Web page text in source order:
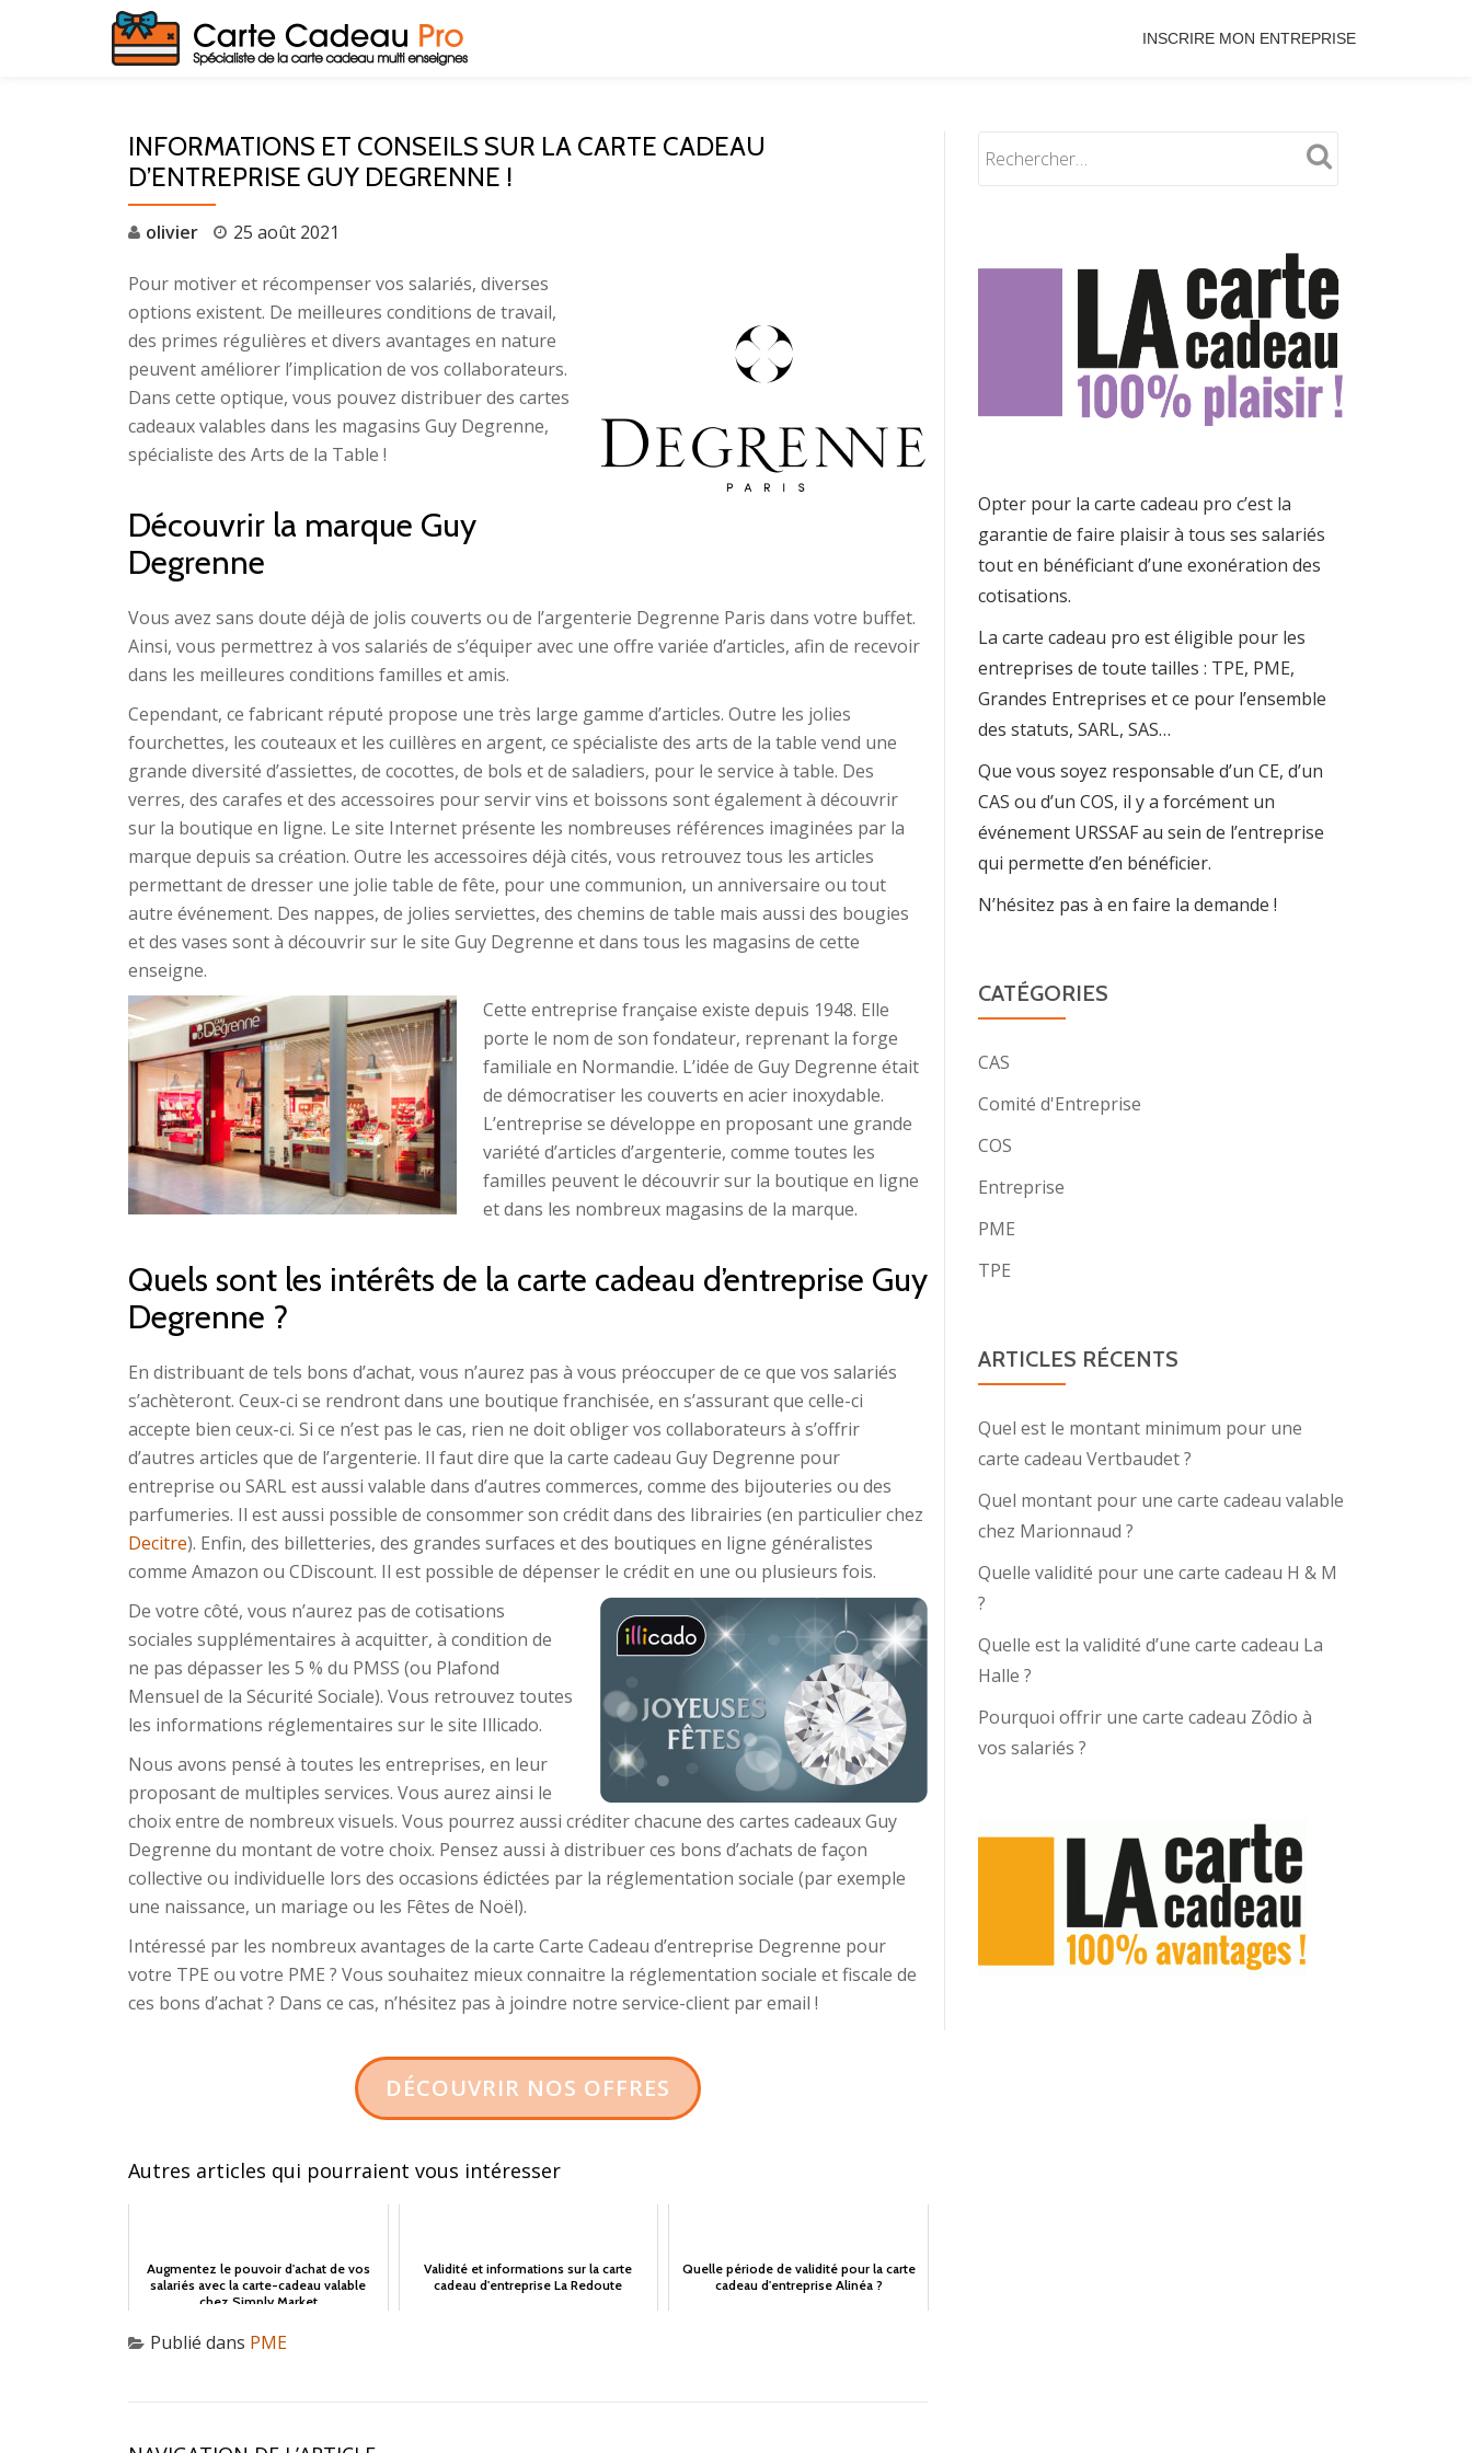
INSCRIRE MON ENTREPRISE
INFORMATIONS ET CONSEILS SUR LA CARTE CADEAU
D’ENTREPRISE GUY DEGRENNE !
olivier 25 août 2021
Pour motiver et récompenser vos salariés, diverses
options existent. De meilleures conditions de travail,
des primes régulières et divers avantages en nature
peuvent améliorer l’implication de vos collaborateurs.
Dans cette optique, vous pouvez distribuer des cartes
cadeaux valables dans les magasins Guy Degrenne,
spécialiste des Arts de la Table !
Découvrir la marque Guy
Degrenne
Vous avez sans doute déjà de jolis couverts ou de l’argenterie Degrenne Paris dans votre buffet.
Ainsi, vous permettrez à vos salariés de s’équiper avec une offre variée d’articles, afin de recevoir
dans les meilleures conditions familles et amis.
Cependant, ce fabricant réputé propose une très large gamme d’articles. Outre les jolies
fourchettes, les couteaux et les cuillères en argent, ce spécialiste des arts de la table vend une
grande diversité d’assiettes, de cocottes, de bols et de saladiers, pour le service à table. Des
verres, des carafes et des accessoires pour servir vins et boissons sont également à découvrir
sur la boutique en ligne. Le site Internet présente les nombreuses références imaginées par la
marque depuis sa création. Outre les accessoires déjà cités, vous retrouvez tous les articles
permettant de dresser une jolie table de fête, pour une communion, un anniversaire ou tout
autre événement. Des nappes, de jolies serviettes, des chemins de table mais aussi des bougies
et des vases sont à découvrir sur le site Guy Degrenne et dans tous les magasins de cette
enseigne.
Cette entreprise française existe depuis 1948. Elle
porte le nom de son fondateur, reprenant la forge
familiale en Normandie. L’idée de Guy Degrenne était
de démocratiser les couverts en acier inoxydable.
L’entreprise se développe en proposant une grande
variété d’articles d’argenterie, comme toutes les
familles peuvent le découvrir sur la boutique en ligne
et dans les nombreux magasins de la marque.
Quels sont les intérêts de la carte cadeau d’entreprise Guy
Degrenne ?
En distribuant de tels bons d’achat, vous n’aurez pas à vous préoccuper de ce que vos salariés
s’achèteront. Ceux-ci se rendront dans une boutique franchisée, en s’assurant que celle-ci
accepte bien ceux-ci. Si ce n’est pas le cas, rien ne doit obliger vos collaborateurs à s’offrir
d’autres articles que de l’argenterie. Il faut dire que la carte cadeau Guy Degrenne pour
entreprise ou SARL est aussi valable dans d’autres commerces, comme des bijouteries ou des
parfumeries. Il est aussi possible de consommer son crédit dans des librairies (en particulier chez
Decitre). Enfin, des billetteries, des grandes surfaces et des boutiques en ligne généralistes
comme Amazon ou CDiscount. Il est possible de dépenser le crédit en une ou plusieurs fois.
De votre côté, vous n’aurez pas de cotisations
sociales supplémentaires à acquitter, à condition de
ne pas dépasser les 5 % du PMSS (ou Plafond
Mensuel de la Sécurité Sociale). Vous retrouvez toutes
les informations réglementaires sur le site Illicado.
Nous avons pensé à toutes les entreprises, en leur
proposant de multiples services. Vous aurez ainsi le
choix entre de nombreux visuels. Vous pourrez aussi créditer chacune des cartes cadeaux Guy
Degrenne du montant de votre choix. Pensez aussi à distribuer ces bons d’achats de façon
collective ou individuelle lors des occasions édictées par la réglementation sociale (par exemple
une naissance, un mariage ou les Fêtes de Noël).
Intéressé par les nombreux avantages de la carte Carte Cadeau d’entreprise Degrenne pour
votre TPE ou votre PME ? Vous souhaitez mieux connaitre la réglementation sociale et fiscale de
ces bons d’achat ? Dans ce cas, n’hésitez pas à joindre notre service-client par email !
DÉCOUVRIR NOS OFFRES
Autres articles qui pourraient vous intéresser
Augmentez le pouvoir d'achat de vos
salariés avec la carte-cadeau valable
chez Simply Market
Validité et informations sur la carte
cadeau d'entreprise La Redoute
Quelle période de validité pour la carte
cadeau d'entreprise Alinéa ?
Publié dans PME
Opter pour la carte cadeau pro c’est la
garantie de faire plaisir à tous ses salariés
tout en bénéficiant d’une exonération des
cotisations.
La carte cadeau pro est éligible pour les
entreprises de toute tailles : TPE, PME,
Grandes Entreprises et ce pour l’ensemble
des statuts, SARL, SAS…
Que vous soyez responsable d’un CE, d’un
CAS ou d’un COS, il y a forcément un
événement URSSAF au sein de l’entreprise
qui permette d’en bénéficier.
N’hésitez pas à en faire la demande !
CATÉGORIES
CAS
Comité d'Entreprise
COS
Entreprise
PME
TPE
ARTICLES RÉCENTS
Quel est le montant minimum pour une
carte cadeau Vertbaudet ?
Quel montant pour une carte cadeau valable
chez Marionnaud ?
Quelle validité pour une carte cadeau H & M
?
Quelle est la validité d’une carte cadeau La
Halle ?
Pourquoi offrir une carte cadeau Zôdio à
vos salariés ?